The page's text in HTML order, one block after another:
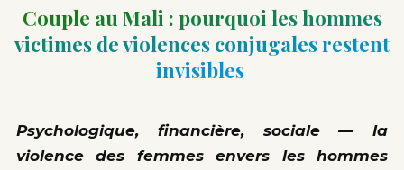
Couple au Mali : pourquoi les hommes
victimes de violences conjugales restent
invisibles
Psychologique, financière, sociale — la
violence des femmes envers les hommes